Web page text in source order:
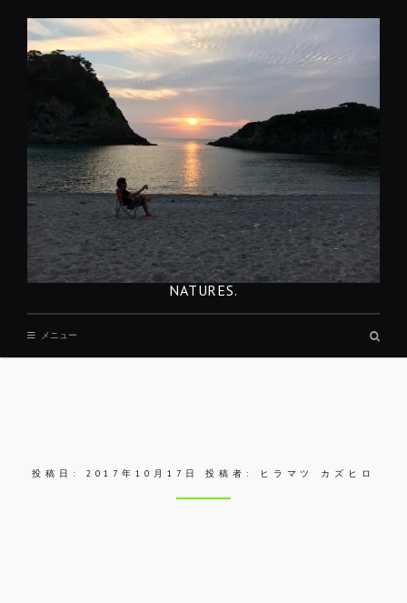
NATURES.
メニュー
投稿日: 2017年10月17日 投稿者: ヒラマツ カズヒロ